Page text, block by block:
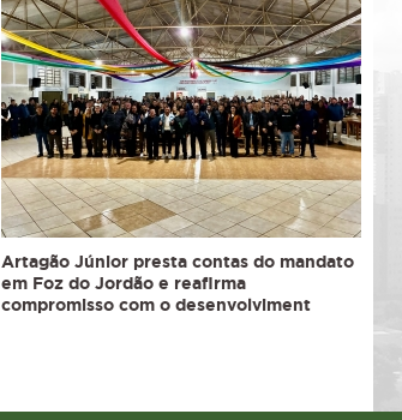
Artagão Júnior presta contas do mandato
em Foz do Jordão e reafirma
compromisso com o desenvolviment